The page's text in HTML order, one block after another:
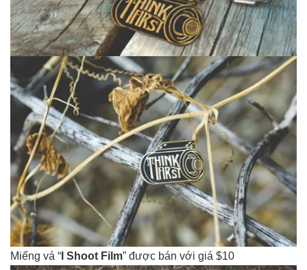
Miếng vá “ I Shoot Film” được bán với giá $10